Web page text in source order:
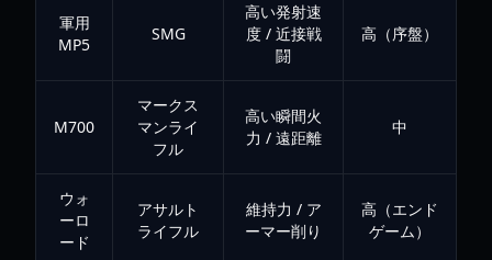
軍用
MP5
SMG
高い発射速
度 / 近接戦
闘
高（序盤）
M700
マークス
マンライ
フル
高い瞬間火
力 / 遠距離
中
ウォ
ーロ
ード
アサルト
ライフル
維持力 / ア
ーマー削り
高（エンド
ゲーム）